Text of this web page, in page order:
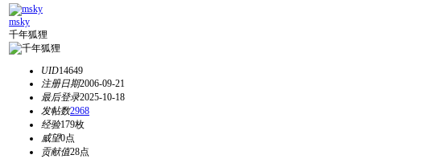
msky
千年狐狸
UID14649
注册日期2006-09-21
最后登录2025-10-18
发帖数2968
经验179枚
威望0点
贡献值28点